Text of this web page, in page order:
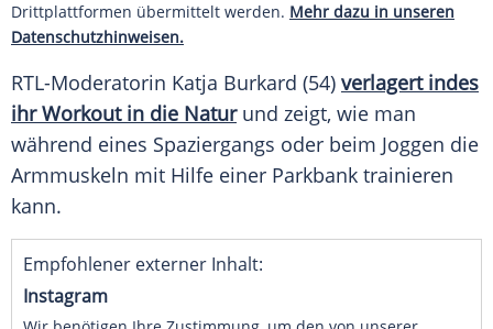
Drittplattformen übermittelt werden. Mehr dazu in unseren
Datenschutzhinweisen.
RTL-Moderatorin Katja Burkard (54) verlagert indes
ihr Workout in die Naturund zeigt, wie man
während eines Spaziergangs oder beim Joggen die
Armmuskeln mit Hilfe einer Parkbank trainieren
kann.
Empfohlener externer Inhalt:
Instagram